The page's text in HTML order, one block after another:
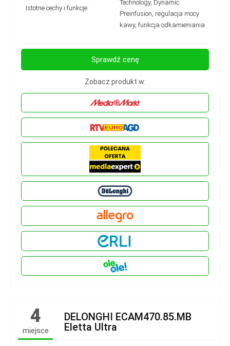
Istotne cechy i funkcje:
Technology, Dynamic
Preinfusion, regulacja mocy
kawy, funkcja odkamieniania
Sprawdź cenę
Zobacz produkt w:
4
miejsce
DELONGHI ECAM470.85.MB
Eletta Ultra